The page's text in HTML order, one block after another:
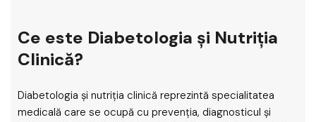
Ce este Diabetologia și Nutriția
Clinică?
Diabetologia și nutriția clinică reprezintă specialitatea
medicală care se ocupă cu prevenția, diagnosticul și